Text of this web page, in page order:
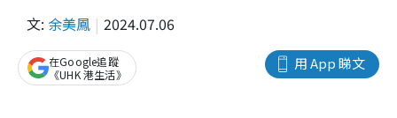
文: 余美鳳 2024.07.06
用 App 睇文
在Google追蹤
《UHK 港生活》